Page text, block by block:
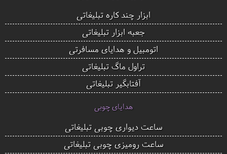
ابزار چند کاره تبلیغاتی
جعبه ابزار تبلیغاتی
اتومبیل و هدایای مسافرتی
تراول ماگ تبلیغاتی
آفتابگیر تبلیغاتی
هدایای چوبی
ساعت دیواری چوبی تبلیغاتی
ساعت رومیزی چوبی تبلیغاتی